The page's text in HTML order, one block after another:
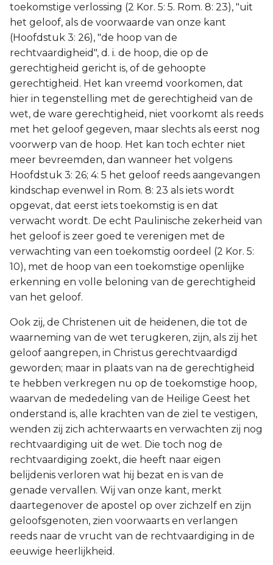
toekomstige verlossing (2 Kor. 5: 5. Rom. 8: 23), "uit
het geloof, als de voorwaarde van onze kant
(Hoofdstuk 3: 26), "de hoop van de
rechtvaardigheid", d. i. de hoop, die op de
gerechtigheid gericht is, of de gehoopte
gerechtigheid. Het kan vreemd voorkomen, dat
hier in tegenstelling met de gerechtigheid van de
wet, de ware gerechtigheid, niet voorkomt als reeds
met het geloof gegeven, maar slechts als eerst nog
voorwerp van de hoop. Het kan toch echter niet
meer bevreemden, dan wanneer het volgens
Hoofdstuk 3: 26; 4: 5 het geloof reeds aangevangen
kindschap evenwel in Rom. 8: 23 als iets wordt
opgevat, dat eerst iets toekomstig is en dat
verwacht wordt. De echt Paulinische zekerheid van
het geloof is zeer goed te verenigen met de
verwachting van een toekomstig oordeel (2 Kor. 5:
10), met de hoop van een toekomstige openlijke
erkenning en volle beloning van de gerechtigheid
van het geloof.
Ook zij, de Christenen uit de heidenen, die tot de
waarneming van de wet terugkeren, zijn, als zij het
geloof aangrepen, in Christus gerechtvaardigd
geworden; maar in plaats van na de gerechtigheid
te hebben verkregen nu op de toekomstige hoop,
waarvan de mededeling van de Heilige Geest het
onderstand is, alle krachten van de ziel te vestigen,
wenden zij zich achterwaarts en verwachten zij nog
rechtvaardiging uit de wet. Die toch nog de
rechtvaardiging zoekt, die heeft naar eigen
belijdenis verloren wat hij bezat en is van de
genade vervallen. Wij van onze kant, merkt
daartegenover de apostel op over zichzelf en zijn
geloofsgenoten, zien voorwaarts en verlangen
reeds naar de vrucht van de rechtvaardiging in de
eeuwige heerlijkheid.